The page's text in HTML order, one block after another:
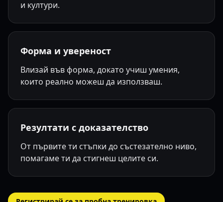
и култури.
Форма и увереност
Влизай във форма, докато учиш умения,
които реално можеш да използваш.
Резултати с доказателство
От първите ти стъпки до състезателно ниво,
помагаме ти да стигнеш целите си.